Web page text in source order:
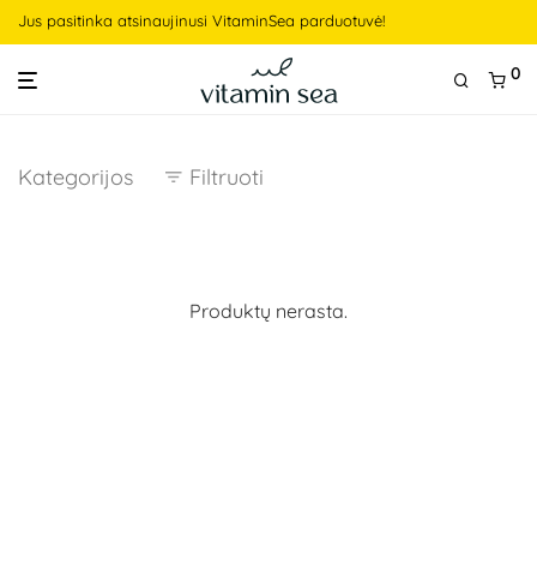
Jus pasitinka atsinaujinusi VitaminSea parduotuvė!
0
Kategorijos Filtruoti
Produktų nerasta.